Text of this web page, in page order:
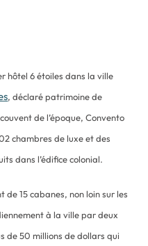
hôtel 6 étoiles dans la ville
, déclaré patrimoine de
de l’époque, Convento
chambres de luxe et des
dans l’édifice colonial.
15 cabanes, non loin sur les
à la ville par deux
de 50 millions de dollars qui